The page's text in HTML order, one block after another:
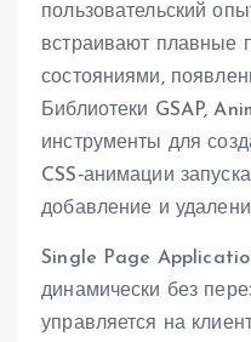
пользовательский
встраивают плавные
состояниями,
Библиотеки GSAP,
инструменты для
CSS‑анимации
добавление и
Single Page
динамически без
управляется на